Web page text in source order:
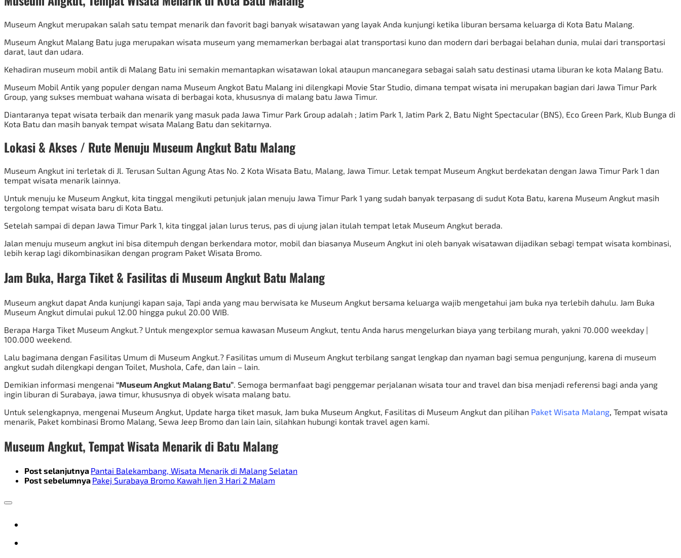
Museum Angkut merupakan salah satu tempat menarik dan favorit bagi banyak wisatawan yang layak Anda kunjungi ketika liburan bersama keluarga di Kota Batu Malang.
Museum Angkut Malang Batu juga merupakan wisata museum yang memamerkan berbagai alat transportasi kuno dan modern dari berbagai belahan dunia, mulai dari transportasi
darat, laut dan udara.
Kehadiran museum mobil antik di Malang Batu ini semakin memantapkan wisatawan lokal ataupun mancanegara sebagai salah satu destinasi utama liburan ke kota Malang Batu.
Museum Mobil Antik yang populer dengan nama Museum Angkot Batu Malang ini dilengkapi Movie Star Studio, dimana tempat wisata ini merupakan bagian dari Jawa Timur Park
Group, yang sukses membuat wahana wisata di berbagai kota, khususnya di malang batu Jawa Timur.
Diantaranya tepat wisata terbaik dan menarik yang masuk pada Jawa Timur Park Group adalah ; Jatim Park 1, Jatim Park 2, Batu Night Spectacular (BNS), Eco Green Park, Klub Bunga di
Kota Batu dan masih banyak tempat wisata Malang Batu dan sekitarnya.
Lokasi & Akses / Rute Menuju Museum Angkut Batu Malang
Museum Angkut ini terletak di Jl. Terusan Sultan Agung Atas No. 2 Kota Wisata Batu, Malang, Jawa Timur. Letak tempat Museum Angkut berdekatan dengan Jawa Timur Park 1 dan
tempat wisata menarik lainnya.
Untuk menuju ke Museum Angkut, kita tinggal mengikuti petunjuk jalan menuju Jawa Timur Park 1 yang sudah banyak terpasang di sudut Kota Batu, karena Museum Angkut masih
tergolong tempat wisata baru di Kota Batu.
Setelah sampai di depan Jawa Timur Park 1, kita tinggal jalan lurus terus, pas di ujung jalan itulah tempat letak Museum Angkut berada.
Jalan menuju museum angkut ini bisa ditempuh dengan berkendara motor, mobil dan biasanya Museum Angkut ini oleh banyak wisatawan dijadikan sebagi tempat wisata kombinasi,
lebih kerap lagi dikombinasikan dengan program Paket Wisata Bromo.
Jam Buka, Harga Tiket & Fasilitas di Museum Angkut Batu Malang
Museum angkut dapat Anda kunjungi kapan saja, Tapi anda yang mau berwisata ke Museum Angkut bersama keluarga wajib mengetahui jam buka nya terlebih dahulu. Jam Buka
Museum Angkut dimulai pukul 12.00 hingga pukul 20.00 WIB.
Berapa Harga Tiket Museum Angkut.? Untuk mengexplor semua kawasan Museum Angkut, tentu Anda harus mengelurkan biaya yang terbilang murah, yakni 70.000 weekday |
100.000 weekend.
Lalu bagimana dengan Fasilitas Umum di Museum Angkut.? Fasilitas umum di Museum Angkut terbilang sangat lengkap dan nyaman bagi semua pengunjung, karena di museum
angkut sudah dilengkapi dengan Toilet, Mushola, Cafe, dan lain – lain.
Demikian informasi mengenai “Museum Angkut Malang Batu” . Semoga bermanfaat bagi penggemar perjalanan wisata tour and travel dan bisa menjadi referensi bagi anda yang
ingin liburan di Surabaya, jawa timur, khususnya di obyek wisata malang batu.
Untuk selengkapnya, mengenai Museum Angkut, Update harga tiket masuk, Jam buka Museum Angkut, Fasilitas di Museum Angkut dan pilihan Paket Wisata Malang Tempat wisata
menarik, Paket kombinasi Bromo Malang, Sewa Jeep Bromo dan lain lain, silahkan hubungi kontak travel agen kami.
Museum Angkut, Tempat Wisata Menarik di Batu Malang
Post selanjutnya Pantai Balekambang, Wisata Menarik di Malang Selatan
Post sebelumnya Pakej Surabaya Bromo Kawah Ijen 3 Hari 2 Malam